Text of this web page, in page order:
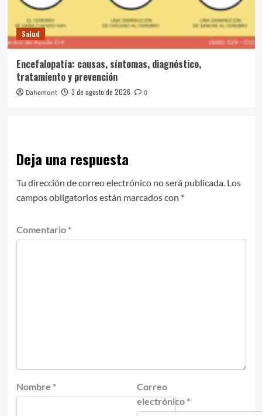
Salud
Encefalopatía: causas, síntomas, diagnóstico,
tratamiento y prevención
Dahemont 3 de agosto de 2026 0
Deja una respuesta
Tu dirección de correo electrónico no será publicada. Los
campos obligatorios están marcados con *
Comentario *
Nombre *
Correo
electrónico *